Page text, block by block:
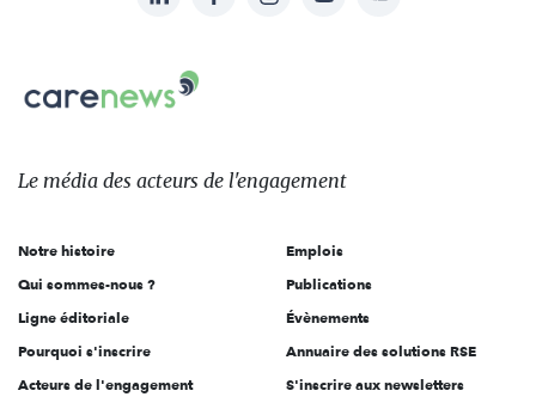
sur:
Le
des
l'engagement
Le média des acteurs de l'engagement
Notre histoire
Qui sommes-nous ?
Ligne éditoriale
Pourquoi s'inscrire
Acteurs de l'engagement
Emplois
Publications
Évènements
Annuaire des solutions RSE
S'inscrire aux newsletters